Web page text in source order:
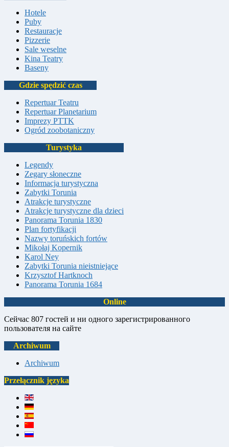
Hotele
Puby
Restauracje
Pizzerie
Sale weselne
Kina Teatry
Baseny
Gdzie spędzić czas
Repertuar Teatru
Repertuar Planetarium
Imprezy PTTK
Ogród zoobotaniczny
Turystyka
Legendy
Zegary słoneczne
Informacja turystyczna
Zabytki Torunia
Atrakcje turystyczne
Atrakcje turystyczne dla dzieci
Panorama Torunia 1830
Plan fortyfikacji
Nazwy toruńskich fortów
Mikołaj Kopernik
Karol Ney
Zabytki Torunia nieistniejące
Krzysztof Hartknoch
Panorama Torunia 1684
Online
Сейчас 807 гостей и ни одного зарегистрированного
пользователя на сайте
Archiwum
Archiwum
Przełącznik języka